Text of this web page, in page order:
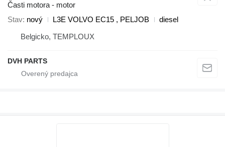
Časti motora - motor
Stav nový L3E VOLVO EC15 , PELJOB
diesel
Belgicko, TEMPLOUX
DVH PARTS